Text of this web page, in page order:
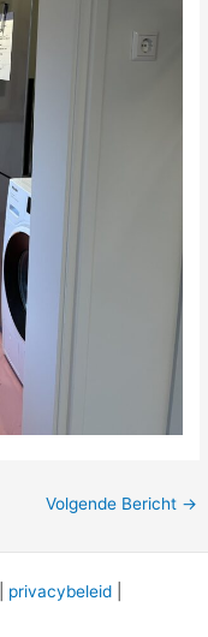
Volgende Bericht →
privacybeleid